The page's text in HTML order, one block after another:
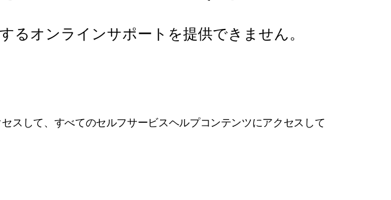
るオンラインサポートを提供できません。
スして、すべてのセルフサービスヘルプコンテンツにアクセスして